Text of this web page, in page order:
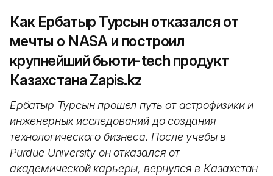
Как Ербатыр Турсын отказался от
мечты о NASA и построил
крупнейший бьюти-tech продукт
Казахстана Zapis.kz
Ербатыр Турсын прошел путь от астрофизики и
инженерных исследований до создания
технологического бизнеса. После учебы в
Purdue University он отказался от
академической карьеры, вернулся в Казахстан